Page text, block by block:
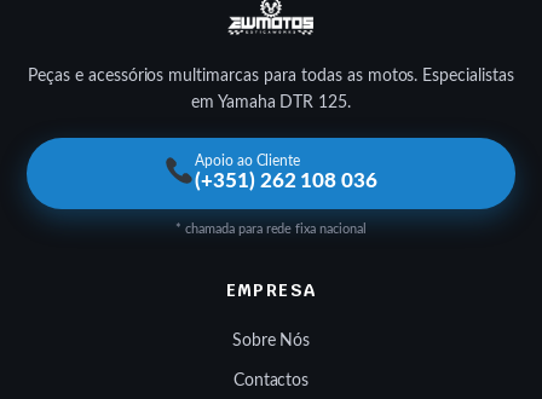
Peças e acessórios multimarcas para todas as motos. Especialistas
em Yamaha DTR 125.
Apoio ao Cliente
(+351) 262 108 036
* chamada para rede fixa nacional
EMPRESA
Sobre Nós
Contactos